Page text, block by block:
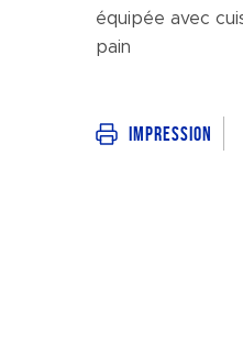
équipée avec
pain
Impression